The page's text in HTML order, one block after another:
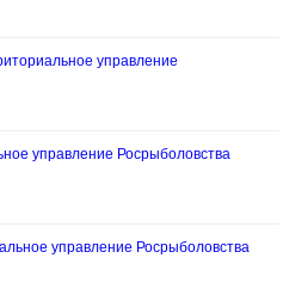
управление
управление Росрыболовства
управление Росрыболовства